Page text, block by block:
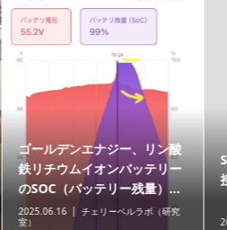
ゴールデンエナジー、リン酸
鉄リチウムイオンバッテリー
のSOC（バッテリー残量）...
2025.06.16
チェリーベルラボ（研究
室）